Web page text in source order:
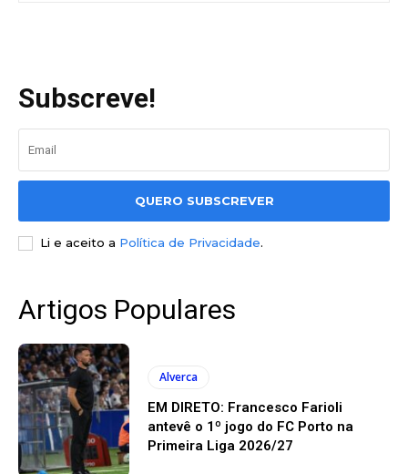
Subscreve!
QUERO SUBSCREVER
Li e aceito a Política de Privacidade.
Artigos Populares
Alverca
EM DIRETO: Francesco Farioli
antevê o 1º jogo do FC Porto na
Primeira Liga 2026/27